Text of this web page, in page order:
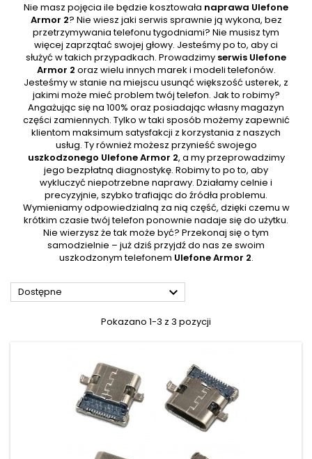
Nie masz pojęcia ile będzie kosztowała naprawa Ulefone
Armor 2? Nie wiesz jaki serwis sprawnie ją wykona, bez
przetrzymywania telefonu tygodniami? Nie musisz tym
więcej zaprzątać swojej głowy. Jesteśmy po to, aby ci
służyć w takich przypadkach. Prowadzimy serwis Ulefone
Armor 2 oraz wielu innych marek i modeli telefonów.
Jesteśmy w stanie na miejscu usunąć większość usterek, z
jakimi może mieć problem twój telefon. Jak to robimy?
Angażując się na 100% oraz posiadając własny magazyn
części zamiennych. Tylko w taki sposób możemy zapewnić
klientom maksimum satysfakcji z korzystania z naszych
usług. Ty również możesz przynieść swojego
uszkodzonego Ulefone Armor 2, a my przeprowadzimy
jego bezpłatną diagnostykę. Robimy to po to, aby
wykluczyć niepotrzebne naprawy. Działamy celnie i
precyzyjnie, szybko trafiając do źródła problemu.
Wymieniamy odpowiedzialną za nią część, dzięki czemu w
krótkim czasie twój telefon ponownie nadaje się do użytku.
Nie wierzysz że tak może być? Przekonaj się o tym
samodzielnie – już dziś przyjdź do nas ze swoim
uszkodzonym telefonem Ulefone Armor 2.
Dostępne 
Pokazano 1-3 z 3 pozycji